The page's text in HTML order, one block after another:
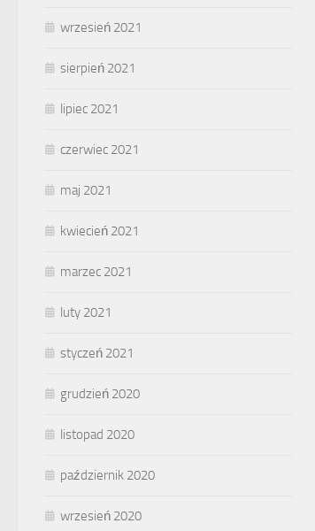
wrzesień 2021
sierpień 2021
lipiec 2021
czerwiec 2021
maj 2021
kwiecień 2021
marzec 2021
luty 2021
styczeń 2021
grudzień 2020
listopad 2020
październik 2020
wrzesień 2020